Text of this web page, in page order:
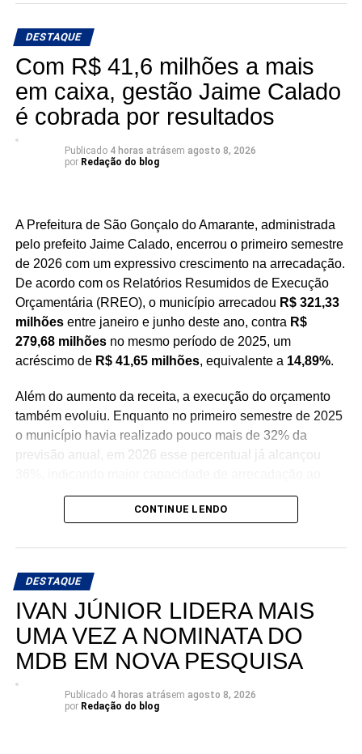
política construída ao longo de décadas e servem como
estímulo para intensificar o diálogo com a população
durante a caminhada rumo ao 10º mandato.
“Recebo esse resultado com muita humildade e,
principalmente, como combustível para continuar
trabalhando. Pesquisa é um retrato de um
momento, mas o que realmente importa é
continuar presente nos municípios, ouvindo as
conversando com o povo para construir essa
caminhada rumo ao nosso 10º mandato”, afirmou
Nelter.
DESTAQUE
Com R$ 41,6 milhões a mais
em caixa, gestão Jaime Calado
é cobrada por resultados
Publicado 4 horas atrásem agosto 8, 2026
por Redação do blog
A Prefeitura de São Gonçalo do Amarante, administrada
pelo prefeito Jaime Calado, encerrou o primeiro semestre
de 2026 com um expressivo crescimento na arrecadação.
De acordo com os Relatórios Resumidos de Execução
Orçamentária (RREO), o município arrecadou R$ 321,33
milhõesentre janeiro e junho deste ano, contra R$
279,68 milhõesno mesmo período de 2025, um
acréscimo de R$ 41,65 milhões, equivalente a 14,89%.
Além do aumento da receita, a execução do orçamento
também evoluiu. Enquanto no primeiro semestre de 2025
o município havia realizado pouco mais de 32% da
previsão anual, em 2026 esse percentual já alcançou
longo do exercício.
aumento das transferências de capital, especialmente
federais nessa modalidade praticamente dobraram em
relação ao ano passado, fortalecendo a capacidade
financeira da administração municipal.
Outro indicador que apresentou forte expansão foi o das
receitas intraorçamentárias, que registraram crescimento
significativo tanto na arrecadação quanto na previsão
CONTINUE LENDO
DESTAQUE
IVAN JÚNIOR LIDERA MAIS
UMA VEZ A NOMINATA DO
MDB EM NOVA PESQUISA
Publicado 4 horas atrásem agosto 8, 2026
por Redação do blog